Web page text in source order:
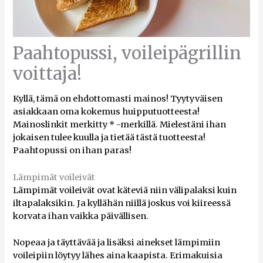
Paahtopussi, voileipägrillin
voittaja!
Kyllä, tämä on ehdottomasti mainos! Tyytyväisen
asiakkaan oma kokemus huipputuotteesta!
Mainoslinkit merkitty * -merkillä. Mielestäni ihan
jokaisen tulee kuulla ja tietää tästä tuotteesta!
Paahtopussi on ihan paras!
Lämpimät voileivät
Lämpimät voileivät ovat käteviä niin välipalaksi kuin
iltapalaksikin. Ja kyllähän niillä joskus voi kiireessä
korvata ihan vaikka päivällisen.
Nopeaa ja täyttävää ja lisäksi ainekset lämpimiin
voileipiin löytyy lähes aina kaapista. Erimakuisia